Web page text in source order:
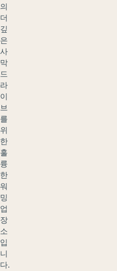
의
더
깊
은
사
막
드
라
이
브
를
위
한
훌
륭
한
워
밍
업
장
소
입
니
다.